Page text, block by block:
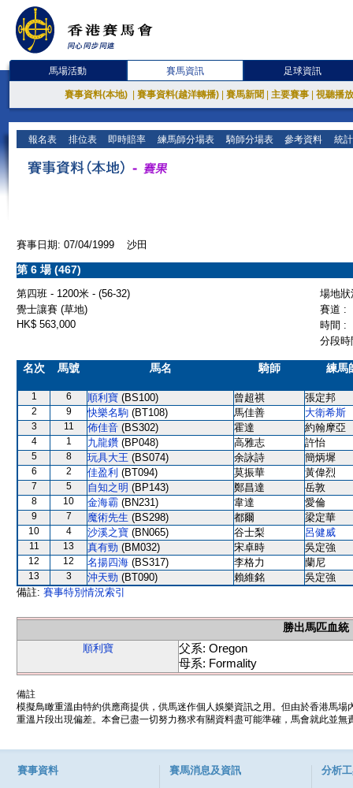
馬場活動 賽馬資訊 足球資訊
賽事資料(本地) 賽事資料(越洋轉播) 賽馬新聞 主要賽事 視聽播
報名表 排位表 即時賠率 練馬師分場表 騎師分場表 參考資料 統
賽事日期: 07/04/1999 沙田
第 6 場 (467)
第四班 - 1200米 - (56-32)
場地
覺士讓賽 (草地)
賽道 :
HK$ 563,000
時間 :
分段
名次 馬號 馬名 騎師 練馬
1 6 順利寶 (BS100) 曾超祺 張定邦
2 9 快樂名駒 (BT108) 馬佳善 大衛希斯
3 11 佈佳音 (BS302) 霍達 約翰摩亞
4 1 九龍鑽 (BP048) 高雅志 許怡
5 8 玩具大王 (BS074) 余詠詩 簡炳墀
6 2 佳盈利 (BT094) 莫振華 黃偉烈
7 5 自知之明 (BP143) 鄭昌達 岳敦
8 10 金海霸 (BN231) 韋達 愛倫
9 7 魔術先生 (BS298) 都爾 梁定華
10 4 沙溪之寶 (BN065) 谷士梨 呂健威
11 13 真有勁 (BM032) 宋卓時 吳定強
12 12 名揚四海 (BS317) 李格力 蘭尼
13 3 沖天勁 (BT090) 賴維銘
吳定強
備註: 賽事特別情況索引
勝出馬匹血統
順利寶
父系: Oregon
母系: Formality
備註
模擬鳥瞰重溫由特約供應商提供，供馬迷作個人娛樂資訊之用。但由於香港馬
重溫片段出現偏差。本會已盡一切努力務求有關資料盡可能準確，馬會就此並
賽事資料 賽馬消息及資訊 分析